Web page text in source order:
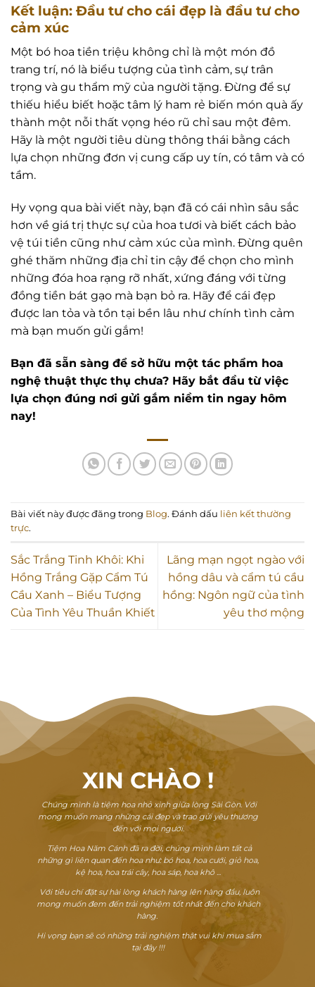
Kết luận: Đầu tư cho cái đẹp là đầu tư cho
cảm xúc
Một bó hoa tiền triệu không chỉ là một món đồ
trang trí, nó là biểu tượng của tình cảm, sự trân
trọng và gu thẩm mỹ của người tặng. Đừng để sự
thiếu hiểu biết hoặc tâm lý ham rẻ biến món quà ấy
thành một nỗi thất vọng héo rũ chỉ sau một đêm.
Hãy là một người tiêu dùng thông thái bằng cách
lựa chọn những đơn vị cung cấp uy tín, có tâm và có
tầm.
Hy vọng qua bài viết này, bạn đã có cái nhìn sâu sắc
hơn về giá trị thực sự của hoa tươi và biết cách bảo
vệ túi tiền cũng như cảm xúc của mình. Đừng quên
ghé thăm những địa chỉ tin cậy để chọn cho mình
những đóa hoa rạng rỡ nhất, xứng đáng với từng
đồng tiền bát gạo mà bạn bỏ ra. Hãy để cái đẹp
được lan tỏa và tồn tại bền lâu như chính tình cảm
mà bạn muốn gửi gắm!
Bạn đã sẵn sàng để sở hữu một tác phẩm hoa
nghệ thuật thực thụ chưa? Hãy bắt đầu từ việc
lựa chọn đúng nơi gửi gắm niềm tin ngay hôm
nay!
Bài viết này được đăng trong Blog. Đánh dấu liên kết thường
trực.
Sắc Trắng Tinh Khôi: Khi
Hồng Trắng Gặp Cẩm Tú
Cầu Xanh – Biểu Tượng
Của Tình Yêu Thuần Khiết
Lãng mạn ngọt ngào với
hồng dâu và cẩm tú cầu
hồng: Ngôn ngữ của tình
yêu thơ mộng
XIN CHÀO!
Chúng mình là tiệm hoa nhỏ xinh giữa lòng Sài Gòn. Với
mong muốn mang những cái đẹp và trao gửi yêu thương
đến với mọi người.
Tiệm Hoa Năm Cánh đã ra đời, chúng mình làm tất cả
những gì liên quan đến hoa như: bó hoa, hoa cưới, giỏ hoa,
kệ hoa, hoa trái cây, hoa sáp, hoa khô ...
Với tiêu chí đặt sự hài lòng khách hàng lên hàng đầu, luôn
mong muốn đem đến trải nghiệm tốt nhất đến cho khách
hàng.
Hi vọng bạn sẽ có những trải nghiệm thật vui khi mua sắm
tại đây !!!